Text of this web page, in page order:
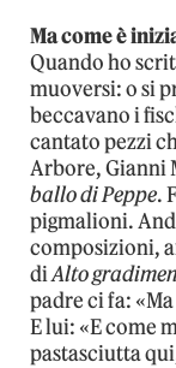
Ma come è
Quando ho
muoversi: o si
beccavano i
cantato pezzi
Arbore, Gianni
ballo di Peppe.
pigmalioni.
composizioni,
diAlto
padre ci fa:
E lui: «E come
pastasciutta